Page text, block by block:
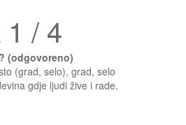
/ 4
(odgovoreno)
(grad, selo), grad, selo
gdje ljudi žive i rade.